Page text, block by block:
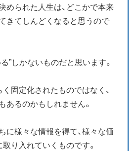
められた人生は、どこかで本来
きてしんどくなると思うので
”しかないものだと思います。
固定化されたものではなく、
あるのかもしれません。
に様々な情報を得て、様々な価
り入れていくものです。